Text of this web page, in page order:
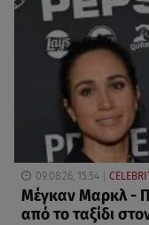
09.08.26, 15:54
Μέγκαν Μαρκλ -
από το ταξίδι